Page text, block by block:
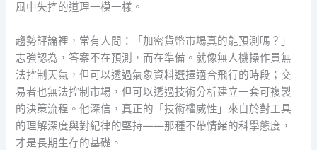
風中失控的道理一模一樣。
趨勢評論裡，常有人問：「加密貨幣市場真的能預測嗎？」
志強認為，答案不在預測，而在準備。就像無人機操作員無
法控制天氣，但可以透過氣象資料選擇適合飛行的時段；交
易者也無法控制市場，但可以透過技術分析建立一套可複製
的決策流程。他深信，真正的「技術權威性」來自於對工具
的理解深度與對紀律的堅持——那種不帶情緒的科學態度，
才是長期生存的基礎。